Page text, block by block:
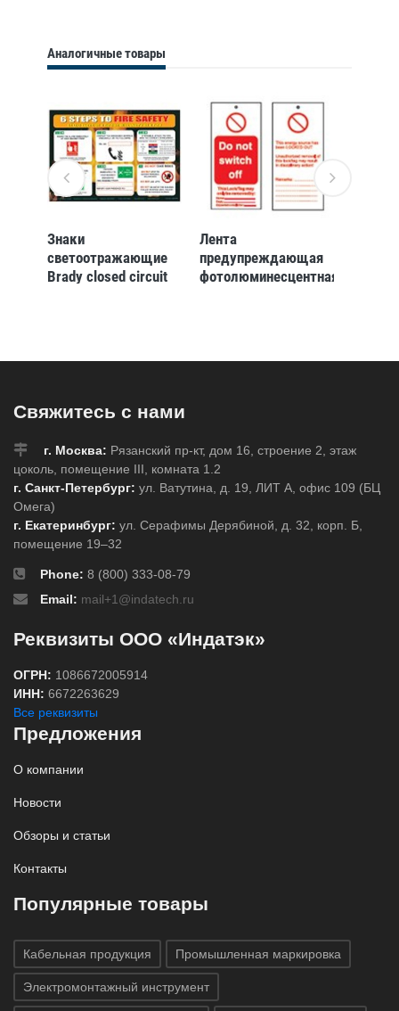
Аналогичные товары
Знаки
светоотражающие
Brady closed circuit
Лента
предупреждающая
фотолюминесцентная
Свяжитесь с нами
г. Москва: Рязанский пр-кт, дом 16, строение 2, этаж
цоколь, помещение III, комната 1.2
г. Санкт-Петербург: ул. Ватутина, д. 19, ЛИТ А, офис 109 (БЦ
Омега)
г. Екатеринбург: ул. Серафимы Дерябиной, д. 32, корп. Б,
помещение 19–32
Phone: 8 (800) 333-08-79
Email: mail+1@indatech.ru
Реквизиты ООО «Индатэк»
ОГРН: 1086672005914
ИНН: 6672263629
Все реквизиты
Предложения
О компании
Новости
Обзоры и статьи
Контакты
Популярные товары
Кабельная продукция Промышленная маркировка
Электромонтажный инструмент